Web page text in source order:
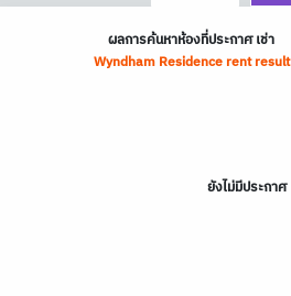
ผลการค้นหาห้องที่ประกาศ เช่า
Wyndham Residence rent result
ยังไม่มีประกาศ